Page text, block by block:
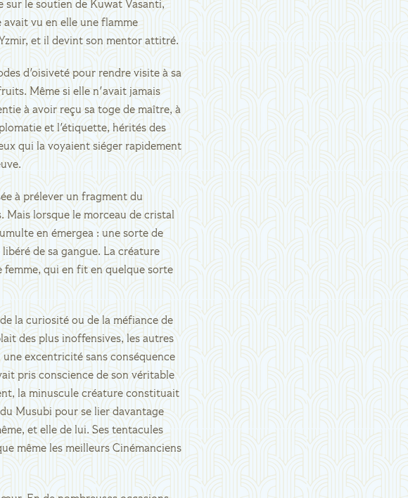
le soutien de Kuwat Vasanti,
vu en elle une flamme
et il devint son mentor attitré.
d'oisiveté pour rendre visite à sa
Même si elle n'avait jamais
à avoir reçu sa toge de maître, à
et l'étiquette, hérités des
qui la voyaient siéger rapidement
à prélever un fragment du
Mais lorsque le morceau de cristal
en émergea : une sorte de
de sa gangue. La créature
femme, qui en fit en quelque sorte
la curiosité ou de la méfiance de
des plus inoffensives, les autres
excentricité sans conséquence
pris conscience de son véritable
la minuscule créature constituait
Musubi pour se lier davantage
et elle de lui. Ses tentacules
même les meilleurs Cinémanciens